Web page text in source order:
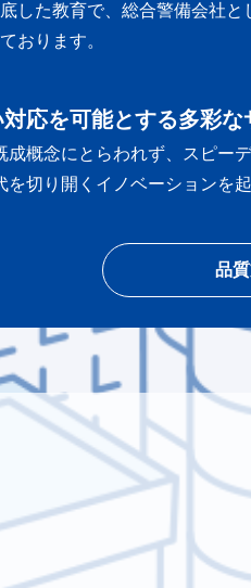
した教育で、総合警備会社と
おります。
応を可能とする多彩な
成概念にとらわれず、スピー
を切り開くイノベーションを
品